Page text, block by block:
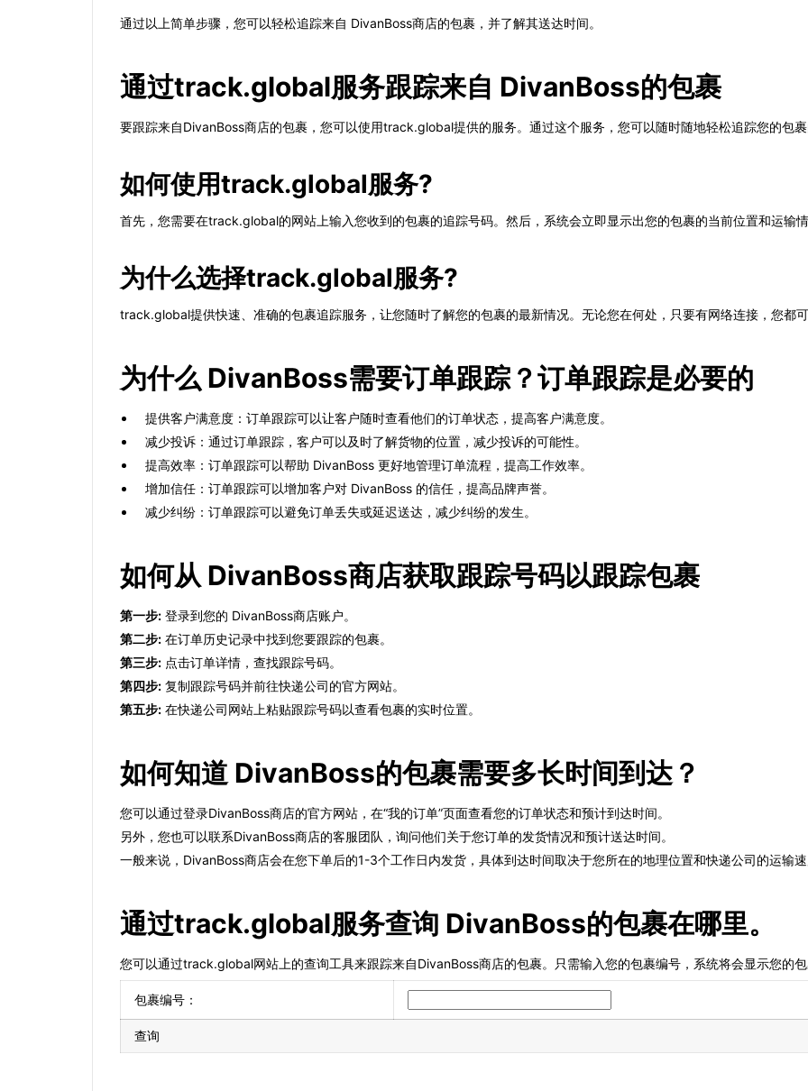
通过以上简单步骤，您可以轻松追踪来自 DivanBoss商店的包裹，并了解其送达时间。
通过track.global服务跟踪来自 DivanBoss的包裹
要跟踪来自DivanBoss商店的包裹，您可以使用track.global提供的服务。通过这个服务，您可以随时随地轻松追踪您的包
如何使用track.global服务?
首先，您需要在track.global的网站上输入您收到的包裹的追踪号码。然后，系统会立即显示出您的包裹的当前位置和运输
为什么选择track.global服务?
track.global提供快速、准确的包裹追踪服务，让您随时了解您的包裹的最新情况。无论您在何处，只要有网络连接，您都
为什么 DivanBoss需要订单跟踪？订单跟踪是必要的
提供客户满意度：订单跟踪可以让客户随时查看他们的订单状态，提高客户满意度。
减少投诉：通过订单跟踪，客户可以及时了解货物的位置，减少投诉的可能性。
提高效率：订单跟踪可以帮助 DivanBoss 更好地管理订单流程，提高工作效率。
增加信任：订单跟踪可以增加客户对 DivanBoss 的信任，提高品牌声誉。
减少纠纷：订单跟踪可以避免订单丢失或延迟送达，减少纠纷的发生。
如何从 DivanBoss商店获取跟踪号码以跟踪包裹
第一步: 登录到您的 DivanBoss商店账户。
第二步: 在订单历史记录中找到您要跟踪的包裹。
第三步: 点击订单详情，查找跟踪号码。
第四步: 复制跟踪号码并前往快递公司的官方网站。
第五步: 在快递公司网站上粘贴跟踪号码以查看包裹的实时位置。
如何知道 DivanBoss的包裹需要多长时间到达？
您可以通过登录DivanBoss商店的官方网站，在“我的订单”页面查看您的订单状态和预计到达时间。
另外，您也可以联系DivanBoss商店的客服团队，询问他们关于您订单的发货情况和预计送达时间。
一般来说，DivanBoss商店会在您下单后的1-3个工作日内发货，具体到达时间取决于您所在的地理位置和快递公司的运输
通过track.global服务查询 DivanBoss的包裹在哪里。
您可以通过track.global网站上的查询工具来跟踪来自DivanBoss商店的包裹。只需输入您的包裹编号，系统将会显示您的
包裹编号：
查询